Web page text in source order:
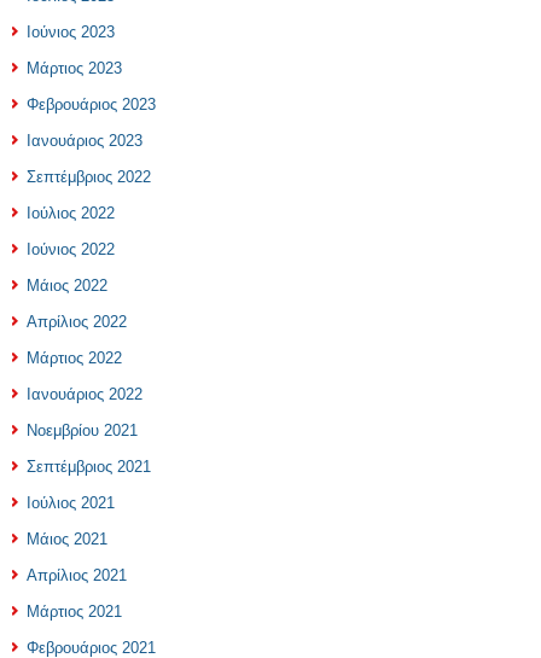
Ιούνιος 2023
Μάρτιος 2023
Φεβρουάριος 2023
Ιανουάριος 2023
Σεπτέμβριος 2022
Ιούλιος 2022
Ιούνιος 2022
Μάιος 2022
Απρίλιος 2022
Μάρτιος 2022
Ιανουάριος 2022
Νοεμβρίου 2021
Σεπτέμβριος 2021
Ιούλιος 2021
Μάιος 2021
Απρίλιος 2021
Μάρτιος 2021
Φεβρουάριος 2021